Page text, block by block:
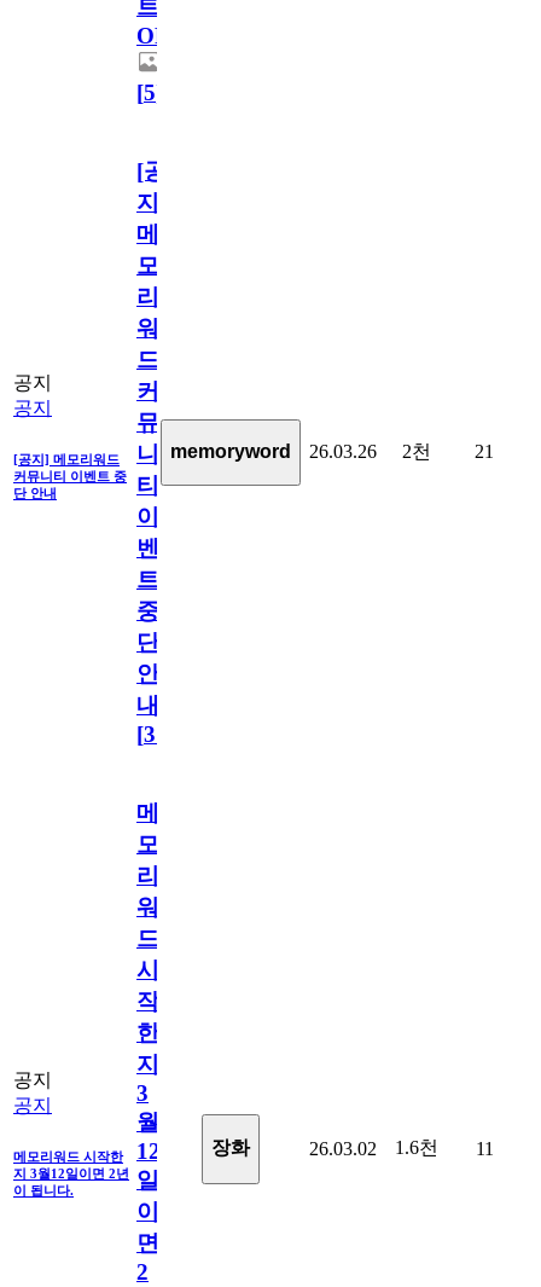
트
OPEN!
[5]
공지
공지
[공지] 메모리워드
커뮤니티 이벤트 중
단 안내
[공
지]
메
모
리
워
드
커
뮤
니
티
이
벤
트
중
단
안
내
[31
memoryword 26.03.26 2천 21
공지
공지
메모리워드 시작한
지 3월12일이면 2년
이 됩니다.
메
모
리
워
드
시
작
한
지
3
월
12
일
이
면
2
장화 26.03.02 1.6천 11